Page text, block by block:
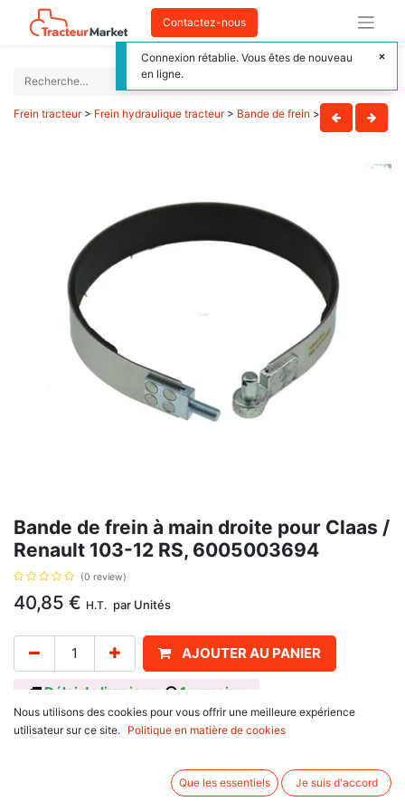
Contactez-nous
Frein tracteur> Frein hydraulique tracteur > Bande de frein >
Bande de frein à main droite pour Claas /
Renault 103-12 RS, 6005003694
(0 review)
40,85 € H.T. par Unités
AJOUTER AU PANIER
Délai de livraison : 1 semaine
Diamètre 200, longueur 585 mm, avec pour référence d'origine
Massey-ferguson : et Moisson TF Series
Claas / Renault : et 103-12 TX, 103-14 RE, 103-14, 103-14 RS, 103-
Nous utilisons des cookies pour vous offrir une meilleure expérience
utilisateur sur ce site.
Politique en matière de cookies
Que les essentiels Je suis d'accord
Connexion rétablie. Vous êtes de nouveau
en ligne.